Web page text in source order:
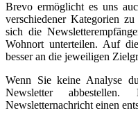
Brevo ermöglicht es uns
verschiedener Kategorien
sich die
Wohnort unterteilen. Auf
besser an die jeweiligen
Wenn Sie keine Analyse
Newsletter
Newsletternachricht einen